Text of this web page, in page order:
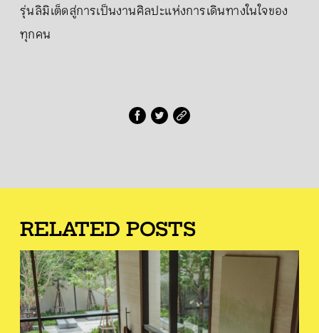
รุ่นลิมิเต็ดสู่การเป็นงานศิลปะแห่งการเดินทางในใจของ
ทุกคน
RELATED POSTS